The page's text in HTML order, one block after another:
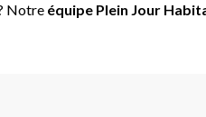
Notre équipe Plein Jour